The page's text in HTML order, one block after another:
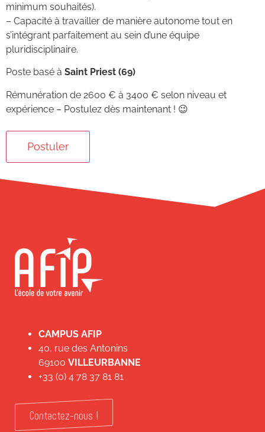
minimum souhaités).
– Capacité à travailler de manière autonome tout en
s’intégrant parfaitement au sein d’une équipe
pluridisciplinaire.
Poste basé à Saint Priest (69)
Rémunération de 2600 € à 3400 € selon niveau et
expérience – Postulez dès maintenant ! 😉
CAMPUS AFIP
40, rue des Antonins
69100 VILLEURBANNE
+33 (0) 4 78 37 81 81
Contactez-nous !